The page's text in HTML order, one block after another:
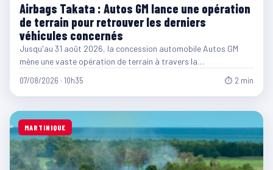
Airbags Takata : Autos GM lance une opération
de terrain pour retrouver les derniers
véhicules concernés
Jusqu'au 31 août 2026, la concession automobile Autos GM
mène une vaste opération de terrain à travers la…
07/08/2026 · 10h35 ⏱ 2 min
MARTINIQUE